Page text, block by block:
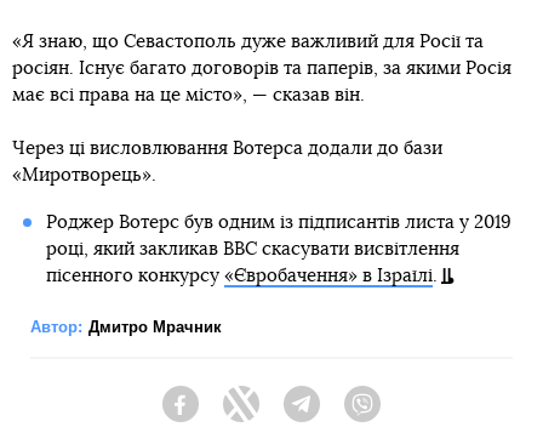
«Я знаю, що Севастополь дуже важливий для Росії та
росіян. Існує багато договорів та паперів, за якими Росія
має всі права на це місто», — сказав він.
Через ці висловлювання Вотерса додали до бази
«Миротворець».
Роджер Вотерс був одним із підписантів листа у 2019
році, який закликав ВВС скасувати висвітлення
пісенного конкурсу «Євробачення» в Ізраїлі
Автор: Дмитро Мрачник
FacebookTwitter Telegram